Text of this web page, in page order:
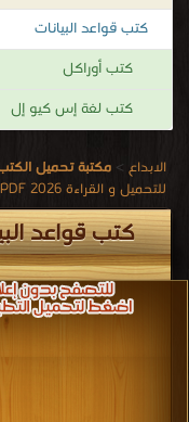
كتب اكبر موقع قواعد
كتب قواعد البيانات
كتب أوراكل
كتب لغة إس كيو إل
الابداع > مكتبة تحميل
للتحميل و القراءة 2026 Free PDF
كتب قواعد